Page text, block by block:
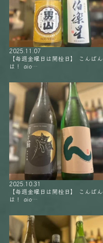
2025.11.07
【毎週金曜日は開栓日】 こんばん
は！ aio…
2025.10.31
【毎週金曜日は開栓日】 こんばん
は！ aio…